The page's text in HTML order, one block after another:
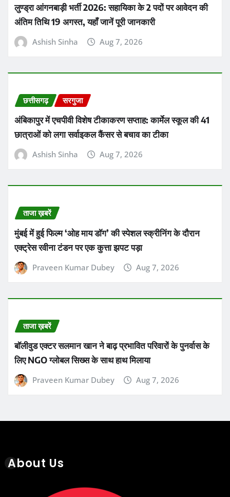
लुण्ड्रा आंगनबाड़ी भर्ती 2026: सहायिका के 2 पदों पर आवेदन की
अंतिम तिथि 19 अगस्त, यहाँ जानें पूरी जानकारी
Ashish Sinha Aug 7, 2026
छत्तीसगढ़ सरगुजा
अंबिकापुर में एचपीवी विशेष टीकाकरण सप्ताह: कार्मेल स्कूल की 41
छात्राओं को लगा सर्वाइकल कैंसर से बचाव का टीका
Ashish Sinha Aug 7, 2026
ताजा ख़बरें
मुंबई में हुई फिल्म ‘ओह माय डॉग’ की स्पेशल स्क्रीनिंग के दौरान
एक्ट्रेस रवीना टंडन पर एक कुत्ता झपट पड़ा
Praveen Kumar Dubey Aug 7, 2026
ताजा ख़बरें
बॉलीवुड एक्टर सलमान खान ने बाढ़ प्रभावित परिवारों के पुनर्वास के
लिए NGO ग्लोबल सिख्स के साथ हाथ मिलाया
Praveen Kumar Dubey Aug 7, 2026
About Us